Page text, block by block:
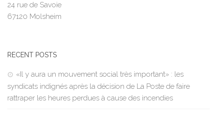
24 rue de Savoie
67120 Molsheim
RECENT POSTS
«Il y aura un mouvement social très important» : les
syndicats indignés après la décision de La Poste de faire
rattraper les heures perdues à cause des incendies